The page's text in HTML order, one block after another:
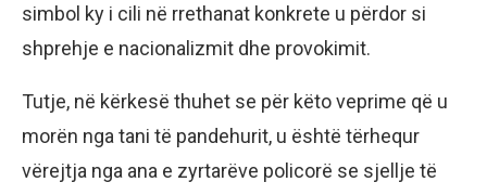
simbol ky i cili në rrethanat konkrete u përdor si
shprehje e nacionalizmit dhe provokimit.
Tutje, në kërkesë thuhet se për këto veprime që u
morën nga tani të pandehurit, u është tërhequr
vërejtja nga ana e zyrtarëve policorë se sjellje të